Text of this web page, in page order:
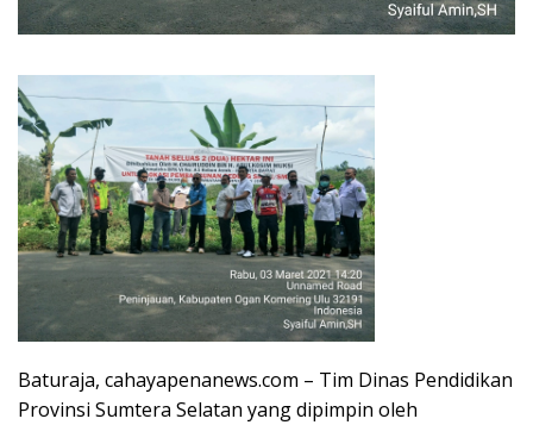
Baturaja, cahayapenanews.com – Tim Dinas Pendidikan
Provinsi Sumtera Selatan yang dipimpin oleh